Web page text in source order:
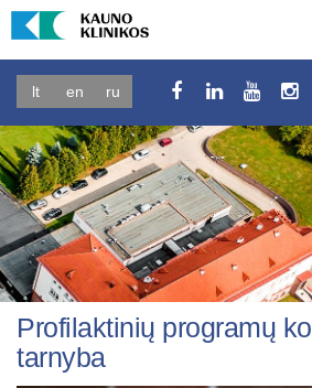
lt en ru
Profilaktinių programų
tarnyba